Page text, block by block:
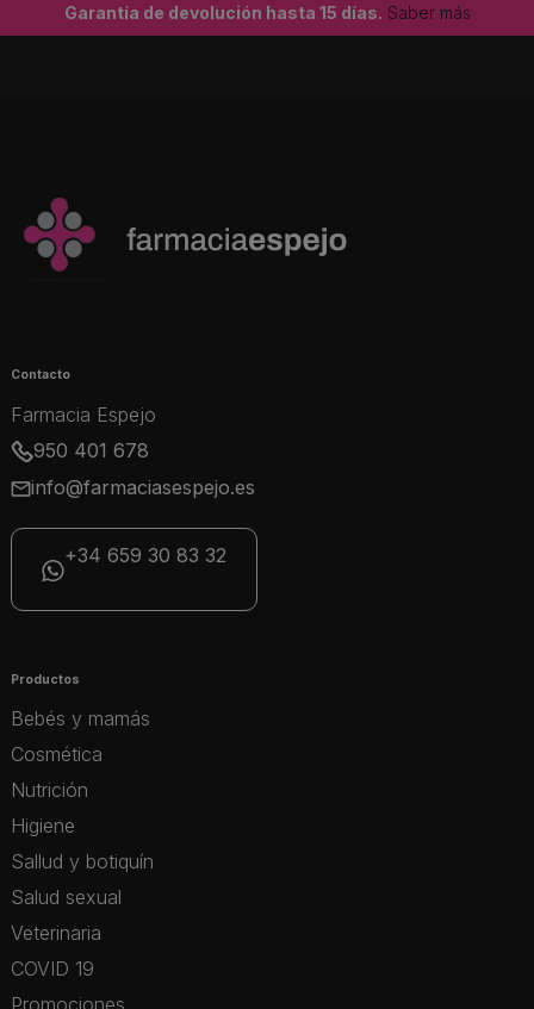
Garantía de devolución hasta 15 días. Saber más
Contacto
Farmacia Espejo
950 401 678
info@farmaciasespejo.es
+34 659 30 83 32
Productos
Bebés y mamás
Cosmética
Nutrición
Higiene
Sallud y botiquín
Salud sexual
Veterinaria
COVID 19